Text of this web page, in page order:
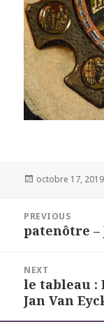
Posted
octobre 17, 2019
l’article
PREVIOUS
Previous
patenôtre –
NEXT
Next
post:
le tableau :
Jan Van